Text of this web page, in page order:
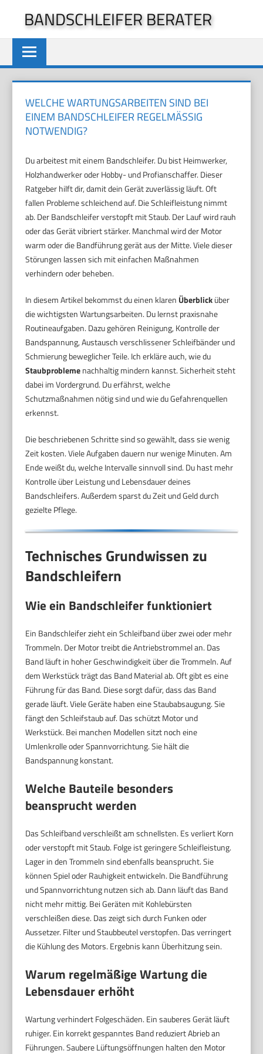
springen
BANDSCHLEIFER BERATER
WELCHE WARTUNGSARBEITEN SIND BEI
EINEM BANDSCHLEIFER REGELMÄSSIG N
OTWENDIG?
Du arbeitest mit einem Bandschleifer. Du bist Heimwerker,
Holzhandwerker oder Hobby- und Profianschaffer. Dieser
Ratgeber hilft dir, damit dein Gerät zuverlässig läuft. Oft
fallen Probleme schleichend auf. Die Schleifleistung nimmt
ab. Der Bandschleifer verstopft mit Staub. Der Lauf wird rauh
oder das Gerät vibriert stärker. Manchmal wird der Motor
warm oder die Bandführung gerät aus der Mitte. Viele dieser
Störungen lassen sich mit einfachen Maßnahmen
verhindern oder beheben.
In diesem Artikel bekommst du einen klaren Überblicküber
die wichtigsten Wartungsarbeiten. Du lernst praxisnahe
Routineaufgaben. Dazu gehören Reinigung, Kontrolle der
Bandspannung, Austausch verschlissener Schleifbänder und
Schmierung beweglicher Teile. Ich erkläre auch, wie du
Staubproblemenachhaltig mindern kannst. Sicherheit steht
dabei im Vordergrund. Du erfährst, welche
Schutzmaßnahmen nötig sind und wie du Gefahrenquellen
erkennst.
Die beschriebenen Schritte sind so gewählt, dass sie wenig
Zeit kosten. Viele Aufgaben dauern nur wenige Minuten. Am
Ende weißt du, welche Intervalle sinnvoll sind. Du hast mehr
Kontrolle über Leistung und Lebensdauer deines
Bandschleifers. Außerdem sparst du Zeit und Geld durch
gezielte Pflege.
Technisches Grundwissen zu
Bandschleifern
Wie ein Bandschleifer funktioniert
Ein Bandschleifer zieht ein Schleifband über zwei oder mehr
Trommeln. Der Motor treibt die Antriebstrommel an. Das
Band läuft in hoher Geschwindigkeit über die Trommeln. Auf
dem Werkstück trägt das Band Material ab. Oft gibt es eine
Führung für das Band. Diese sorgt dafür, dass das Band
gerade läuft. Viele Geräte haben eine Staubabsaugung. Sie
fängt den Schleifstaub auf. Das schützt Motor und
Werkstück. Bei manchen Modellen sitzt noch eine
Umlenkrolle oder Spannvorrichtung. Sie hält die
Bandspannung konstant.
Welche Bauteile besonders
beansprucht werden
Das Schleifband verschleißt am schnellsten. Es verliert Korn
oder verstopft mit Staub. Folge ist geringere Schleifleistung.
Lager in den Trommeln sind ebenfalls beansprucht. Sie
können Spiel oder Rauhigkeit entwickeln. Die Bandführung
und Spannvorrichtung nutzen sich ab. Dann läuft das Band
nicht mehr mittig. Bei Geräten mit Kohlebürsten
verschleißen diese. Das zeigt sich durch Funken oder
Aussetzer. Filter und Staubbeutel verstopfen. Das verringert
die Kühlung des Motors. Ergebnis kann Überhitzung sein.
Warum regelmäßige Wartung die
Lebensdauer erhöht
Wartung verhindert Folgeschäden. Ein sauberes Gerät läuft
ruhiger. Ein korrekt gespanntes Band reduziert Abrieb an
Führungen. Saubere Lüftungsöffnungen halten den Motor